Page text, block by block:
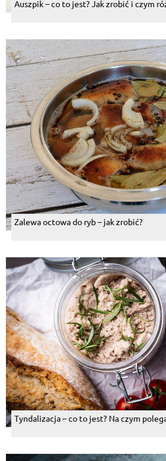
Auszpik – co to jest? Jak zrobić i czym
Zalewa octowa do ryb – jak zrobić?
Tyndalizacja – co to jest? Na czym